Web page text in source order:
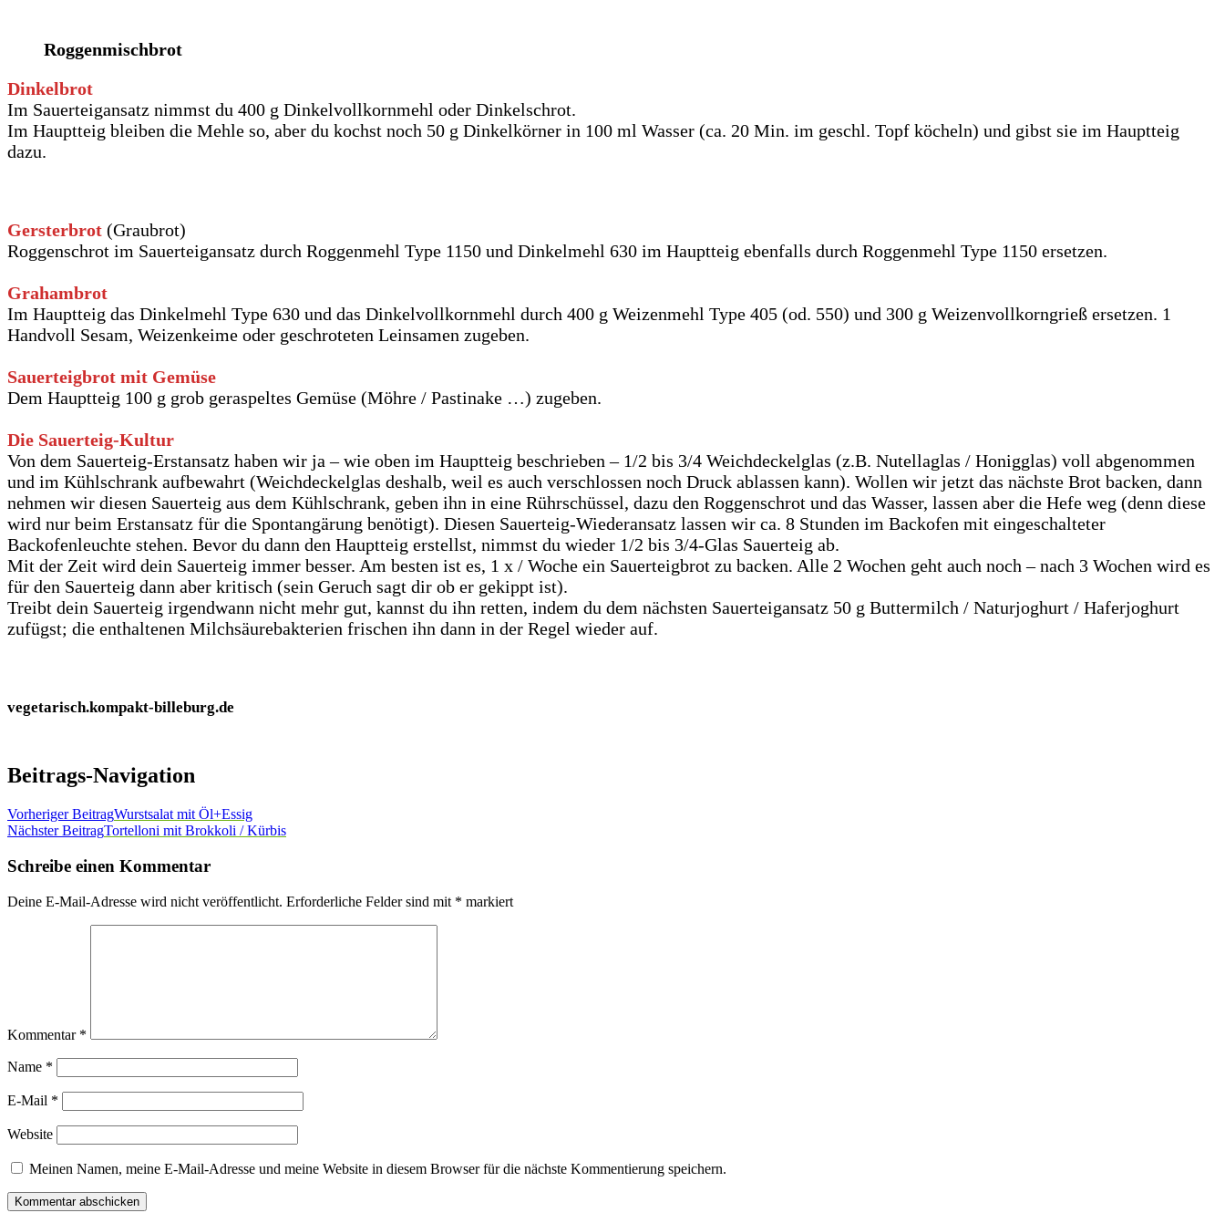
Roggenmischbrot
Dinkelbrot
Im Sauerteigansatz nimmst du 400 g Dinkelvollkornmehl oder Dinkelschrot.
Im Hauptteig bleiben die Mehle so, aber du kochst noch 50 g Dinkelkörner in 100 ml Wasser (ca. 20 Min. im geschl. Topf köcheln) und gibst sie im Hauptteig
dazu.
Gersterbrot (Graubrot)
Roggenschrot im Sauerteigansatz durch Roggenmehl Type 1150 und Dinkelmehl 630 im Hauptteig ebenfalls durch Roggenmehl Type 1150 ersetzen.
Grahambrot
Im Hauptteig das Dinkelmehl Type 630 und das Dinkelvollkornmehl durch 400 g Weizenmehl Type 405 (od. 550) und 300 g Weizenvollkorngrieß ersetzen. 1
Handvoll Sesam, Weizenkeime oder geschroteten Leinsamen zugeben.
Sauerteigbrot mit Gemüse
Dem Hauptteig 100 g grob geraspeltes Gemüse (Möhre / Pastinake …) zugeben.
Die Sauerteig-Kultur
Von dem Sauerteig-Erstansatz haben wir ja – wie oben im Hauptteig beschrieben – 1/2 bis 3/4 Weichdeckelglas (z.B. Nutellaglas / Honigglas) voll abgenommen
und im Kühlschrank aufbewahrt (Weichdeckelglas deshalb, weil es auch verschlossen noch Druck ablassen kann). Wollen wir jetzt das nächste Brot backen, dann
nehmen wir diesen Sauerteig aus dem Kühlschrank, geben ihn in eine Rührschüssel, dazu den Roggenschrot und das Wasser, lassen aber die Hefe weg (denn diese
wird nur beim Erstansatz für die Spontangärung benötigt). Diesen Sauerteig-Wiederansatz lassen wir ca. 8 Stunden im Backofen mit eingeschalteter
Backofenleuchte stehen. Bevor du dann den Hauptteig erstellst, nimmst du wieder 1/2 bis 3/4-Glas Sauerteig ab.
Mit der Zeit wird dein Sauerteig immer besser. Am besten ist es, 1 x / Woche ein Sauerteigbrot zu backen. Alle 2 Wochen geht auch noch – nach 3 Wochen wird es
für den Sauerteig dann aber kritisch (sein Geruch sagt dir ob er gekippt ist).
Treibt dein Sauerteig irgendwann nicht mehr gut, kannst du ihn retten, indem du dem nächsten Sauerteigansatz 50 g Buttermilch / Naturjoghurt / Haferjoghurt
zufügst; die enthaltenen Milchsäurebakterien frischen ihn dann in der Regel wieder auf.
vegetarisch.kompakt-billeburg.de
Beitrags-Navigation
Vorheriger BeitragWurstsalat mit Öl+Essig
Nächster BeitragTortelloni mit Brokkoli / Kürbis
Schreibe einen Kommentar
Deine E-Mail-Adresse wird nicht veröffentlicht. Erforderliche Felder sind mit * markiert
Kommentar *
Name *
E-Mail *
Website
Meinen Namen, meine E-Mail-Adresse und meine Website in diesem Browser für die nächste Kommentierung speichern.